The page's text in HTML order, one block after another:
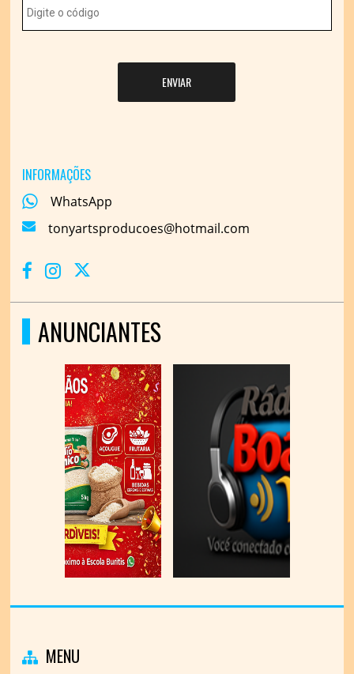
ENVIAR
INFORMAÇÕES
WhatsApp
tonyartsproducoes@hotmail.com
ANUNCIANTES
MENU